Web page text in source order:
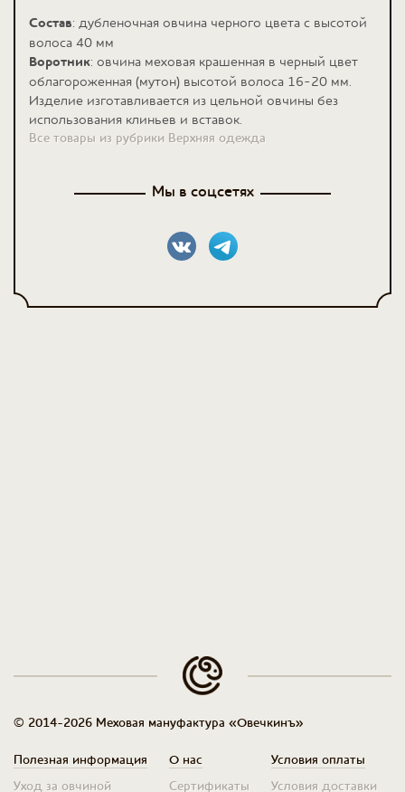
Состав: дубленочная овчина черного цвета c высотой
волоса 40 мм
Воротник: овчина меховая крашенная в черный цвет
облагороженная (мутон) высотой волоса 16-20 мм.
Изделие изготавливается из цельной овчины без
использования клиньев и вставок.
Все товары из рубрики Верхняя одежда
Мы в соцсетях
© 2014-2026 Меховая мануфактура «Овечкинъ»
Полезная информация
Уход за овчиной
О нас
Сертификаты
Условия оплаты
Условия доставки